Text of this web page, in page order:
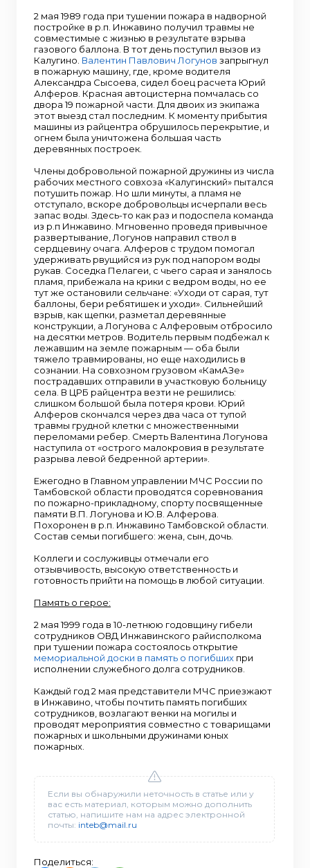
2 мая 1989 года при тушении пожара в надворной
постройке в р.п. Инжавино получил травмы не
совместимые с жизнью в результате взрыва
газового баллона. В тот день поступил вызов из
Калугино. Валентин Павлович Логунов запрыгнул
в пожарную машину, где, кроме водителя
Александра Сысоева, сидел боец расчета Юрий
Алферов. Красная автоцистерна помчалась со
двора 19 пожарной части. Для двоих из экипажа
этот выезд стал последним. К моменту прибытия
машины из райцентра обрушилось перекрытие, и
огнем была уничтожена большая часть
деревянных построек.
Члены добровольной пожарной дружины из числа
рабочих местного совхоза «Калугинский» пытался
потушить пожар. Но шли минуты, а пламя не
отступало, вскоре добровольцы исчерпали весь
запас воды. Здесь-то как раз и подоспела команда
из р.п Инжавино. Мгновенно проведя привычное
развертывание, Логунов направил ствол в
сердцевину очага. Алферов с трудом помогал
удерживать рвущийся из рук под напором воды
рукав. Соседка Пелагеи, с чьего сарая и занялось
пламя, прибежала на крики с ведром воды, но ее
тут же остановили сельчане: «Уходи от сарая, тут
баллоны, бери ребятишек и уходи». Сильнейший
взрыв, как щепки, разметал деревянные
конструкции, а Логунова с Алферовым отбросило
на десятки метров. Водитель первым подбежал к
лежавшим на земле пожарным — оба были
тяжело травмированы, но еще находились в
сознании. На совхозном грузовом «КамАЗе»
пострадавших отправили в участковую больницу
села. В ЦРБ райцентра везти не решились:
слишком большой была потеря крови. Юрий
Алферов скончался через два часа от тупой
травмы грудной клетки с множественными
переломами ребер. Смерть Валентина Логунова
наступила от «острого малокровия в результате
разрыва левой бедренной артерии».
Ежегодно в Главном управлении МЧС России по
Тамбовской области проводятся соревнования
по пожарно-прикладному, спорту посвященные
памяти В.П. Логунова и Ю.В. Алферова.
Похоронен в р.п. Инжавино Тамбовской области.
Состав семьи погибшего: жена, сын, дочь.
Коллеги и сослуживцы отмечали его
отзывчивость, высокую ответственность и
готовность прийти на помощь в любой ситуации.
Память о герое:
2 мая 1999 года в 10-летнюю годовщину гибели
сотрудников ОВД Инжавинского райисполкома
при тушении пожара состоялось открытие
мемориальной доски в память о погибших при
исполнении служебного долга сотрудников.
Каждый год 2 мая представители МЧС приезжают
в Инжавино, чтобы почтить память погибших
сотрудников, возлагают венки на могилы и
проводят мероприятия совместно с товарищами
пожарных и школьными дружинами юных
пожарных.
Если вы обнаружили неточность в статье или у
вас есть материал, которым можно дополнить
статью, напишите нам на адрес электронной
почты: inteb@mail.ru
Поделиться: